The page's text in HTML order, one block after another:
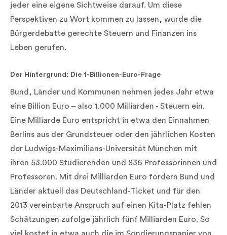
jeder eine eigene Sichtweise darauf. Um diese
Perspektiven zu Wort kommen zu lassen, wurde die
Bürgerdebatte gerechte Steuern und Finanzen ins
Leben gerufen.
Der Hintergrund: Die 1-Billionen-Euro-Frage
Bund, Länder und Kommunen nehmen jedes Jahr etwa
eine Billion Euro – also 1.000 Milliarden - Steuern ein.
Eine Milliarde Euro entspricht in etwa den Einnahmen
Berlins aus der Grundsteuer oder den jährlichen Kosten
der Ludwigs-Maximilians-Universität München mit
ihren 53.000 Studierenden und 836 Professorinnen und
Professoren. Mit drei Milliarden Euro fördern Bund und
Länder aktuell das Deutschland-Ticket und für den
2013 vereinbarte Anspruch auf einen Kita-Platz fehlen
Schätzungen zufolge jährlich fünf Milliarden Euro. So
viel kostet in etwa auch die im Sondierungspapier von